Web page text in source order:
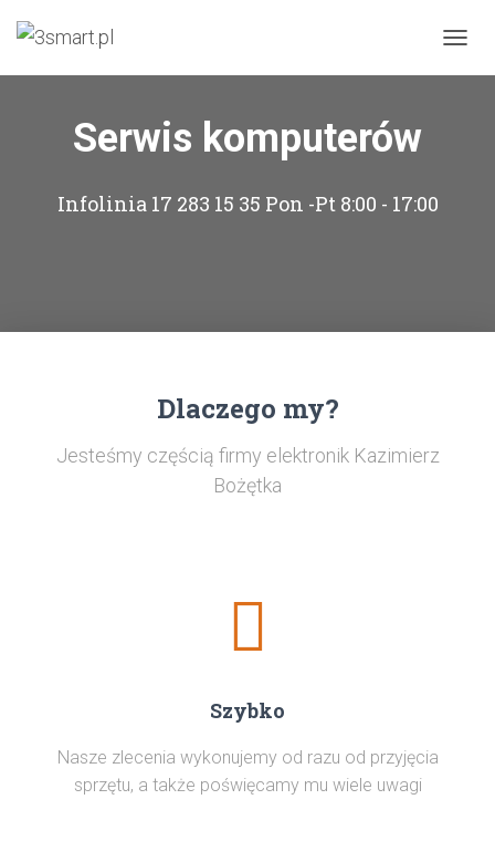
Serwis komputerów
Infolinia 17 283 15 35 Pon -Pt 8:00 - 17:00
Dlaczego my?
Jesteśmy częścią firmy elektronik Kazimierz
Bożętka
Szybko
Nasze zlecenia wykonujemy od razu od przyjęcia
sprzętu, a także poświęcamy mu wiele uwagi